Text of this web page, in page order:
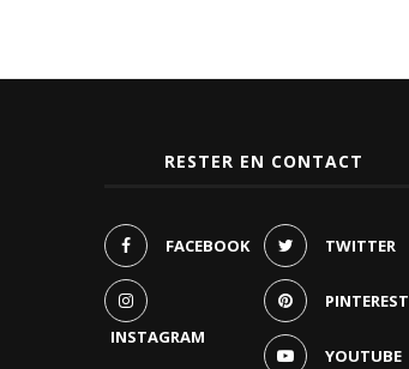
RESTER EN CONTACT
FACEBOOK TWITTER
INSTAGRAM
PINTEREST
YOUTUBE